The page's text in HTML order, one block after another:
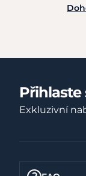
Exkluzivní